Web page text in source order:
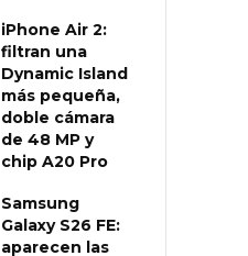
iPhone Air 2:
filtran una
Dynamic Island
más pequeña,
doble cámara
de 48 MP y
chip A20 Pro
Samsung
Galaxy S26 FE:
aparecen las